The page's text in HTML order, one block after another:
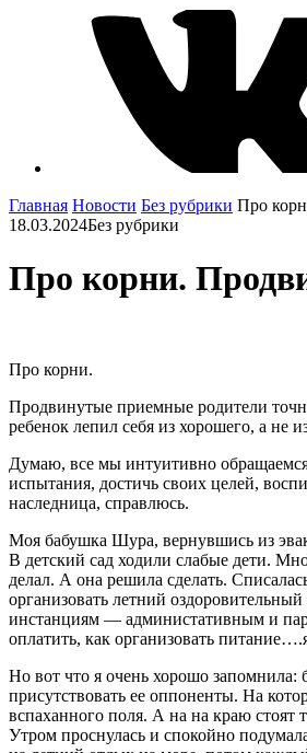
Главная Новости Без рубрики Про
18.03.2024Без рубрики
Про корни.
Про корни.
Продвинутые приемные родители
ребенок лепил себя из хорошего, а не
Думаю, все мы интуитивно
испытания, достичь своих целей,
наследница, справлюсь.
Моя бабушка Шура, вернувшись из
В детский сад ходили слабые дети.
делал. А она решила сделать.
организовать летний
инстанциям — администативным и
оплатить, как организовать
Но вот что я очень хорошо запомнила:
присутствовать ее оппоненты. На
вспаханного поля. А на на краю
Утром проснулась и спокойно